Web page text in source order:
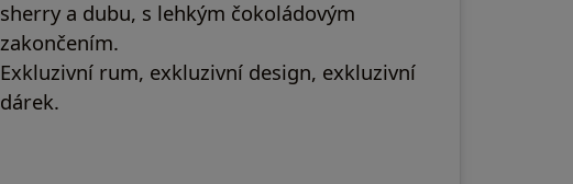
sherry a dubu, s lehkým čokoládovým
zakončením.
Exkluzivní rum, exkluzivní design, exkluzivní
dárek.